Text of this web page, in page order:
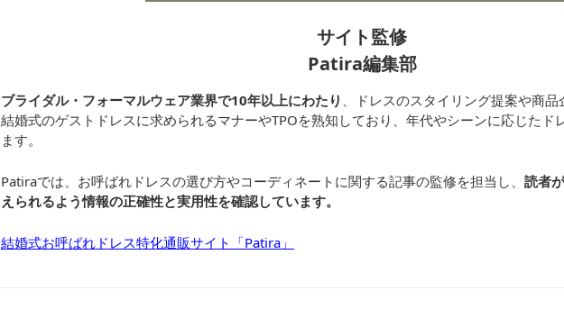
サイト監修
Patira編集部
ブライダル・フォーマルウェア業界で10年以上にわたり 、ドレスのスタイリング提案や商
結婚式のゲストドレスに求められるマナーやTPOを熟知しており、年代やシーンに応じたド
ます。
Patiraでは、お呼ばれドレスの選び方やコーディネートに関する記事の監修を担当し、 読者
えられるよう情報の正確性と実用性を確認しています。
結婚式お呼ばれドレス特化通販サイト「Patira」